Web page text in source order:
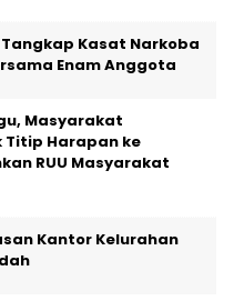
Kasat Narkoba
Enam Anggota
Masyarakat
Titip Harapan ke
RUU Masyarakat
Kantor Kelurahan